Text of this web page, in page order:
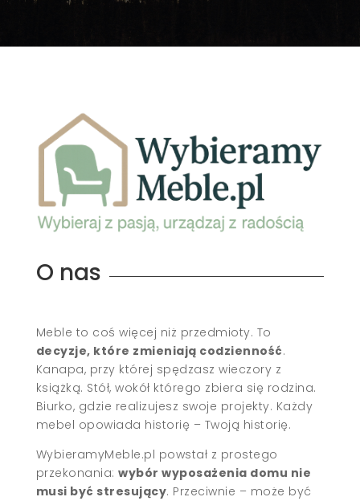
O nas
Meble to coś więcej niż przedmioty. To
decyzje, które zmieniają codzienność.
Kanapa, przy której spędzasz wieczory z
książką. Stół, wokół którego zbiera się rodzina.
Biurko, gdzie realizujesz swoje projekty. Każdy
mebel opowiada historię – Twoją historię.
WybieramyMeble.pl powstał z prostego
przekonania:wybór wyposażenia domu nie
musi być stresujący. Przeciwnie – może być